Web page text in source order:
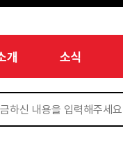
개 소식